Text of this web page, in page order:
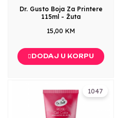
Dr. Gusto Boja Za Printere
115ml - Žuta
15,00 KM
DODAJ U KORPU
1047